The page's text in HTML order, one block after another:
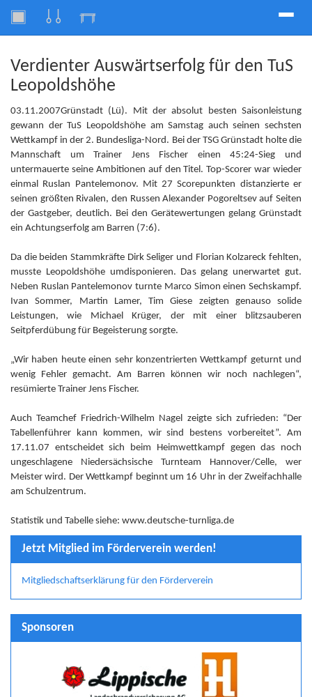
Toggle
Verdienter Auswärtserfolg für den TuS
Leopoldshöhe
03.11.2007Grünstadt (Lü). Mit der absolut besten Saisonleistung
gewann der TuS Leopoldshöhe am Samstag auch seinen sechsten
Wettkampf in der 2. Bundesliga-Nord. Bei der TSG Grünstadt holte die
Mannschaft um Trainer Jens Fischer einen 45:24-Sieg und
untermauerte seine Ambitionen auf den Titel. Top-Scorer war wieder
einmal Ruslan Pantelemonov. Mit 27 Scorepunkten distanzierte er
seinen größten Rivalen, den Russen Alexander Pogoreltsev auf Seiten
der Gastgeber, deutlich. Bei den Gerätewertungen gelang Grünstadt
ein Achtungserfolg am Barren (7:6).
Da die beiden Stammkräfte Dirk Seliger und Florian Kolzareck fehlten,
musste Leopoldshöhe umdisponieren. Das gelang unerwartet gut.
Neben Ruslan Pantelemonov turnte Marco Simon einen Sechskampf.
Ivan Sommer, Martin Lamer, Tim Giese zeigten genauso solide
Leistungen, wie Michael Krüger, der mit einer blitzsauberen
Seitpferdübung für Begeisterung sorgte.
„Wir haben heute einen sehr konzentrierten Wettkampf geturnt und
wenig Fehler gemacht. Am Barren können wir noch nachlegen“,
resümierte Trainer Jens Fischer.
Auch Teamchef Friedrich-Wilhelm Nagel zeigte sich zufrieden: “Der
Tabellenführer kann kommen, wir sind bestens vorbereitet”. Am
17.11.07 entscheidet sich beim Heimwettkampf gegen das noch
ungeschlagene Niedersächsische Turnteam Hannover/Celle, wer
Meister wird. Der Wettkampf beginnt um 16 Uhr in der Zweifachhalle
am Schulzentrum.
Statistik und Tabelle siehe: www.deutsche-turnliga.de
Jetzt Mitglied im Förderverein werden!
Mitgliedschaftserklärung für den Förderverein
Sponsoren